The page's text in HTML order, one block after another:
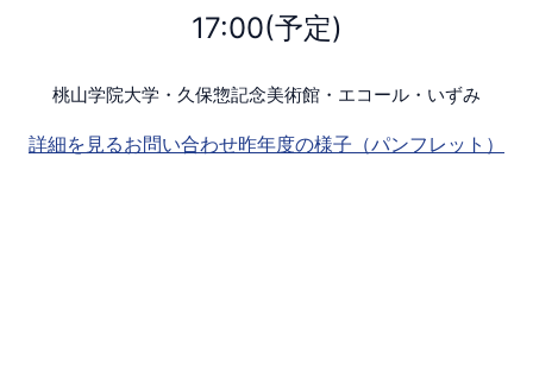
17:00(予定)
桃山学院大学・久保惣記念美術館・エコール・いずみ
詳細を見るお問い合わせ昨年度の様子（パンフレット）